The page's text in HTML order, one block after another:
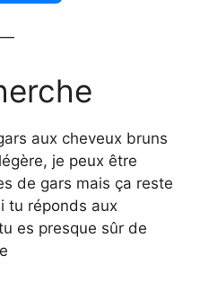
aux cheveux bruns
je peux être
de gars mais ça reste
tu réponds aux
es presque sûr de